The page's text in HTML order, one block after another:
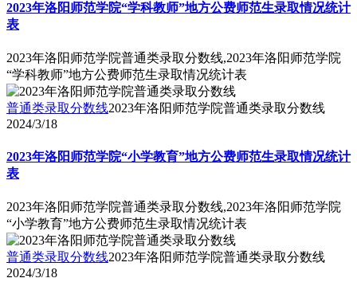
2023年洛阳师范学院“学科教师”地方公费师范生录取情况统计
表
2023年洛阳师范学院普通类录取分数线,2023年洛阳师范学院
“学科教师”地方公费师范生录取情况统计表
普通类录取分数线2023年洛阳师范学院普通类录取分数线
2024/3/18
2023年洛阳师范学院“小学教育”地方公费师范生录取情况统计
表
2023年洛阳师范学院普通类录取分数线,2023年洛阳师范学院
“小学教育”地方公费师范生录取情况统计表
普通类录取分数线2023年洛阳师范学院普通类录取分数线
2024/3/18